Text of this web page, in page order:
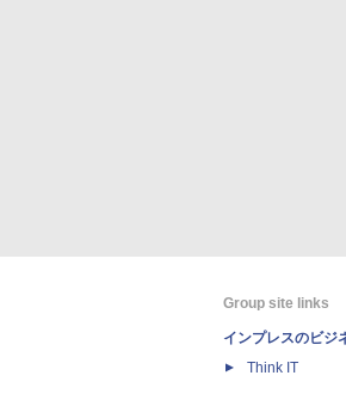
Group site links
インプレスのビジ
Think IT